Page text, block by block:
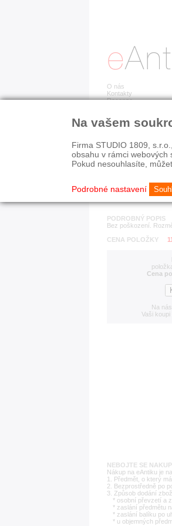
O nás
Kontakty
Recenze
Detail položky
PODROBNÝ POPIS
Bez poškození.
CENA POLOŽKY
Cena
Na
Vaši koupi
NEBOJTE SE
Nákup na eAntiku je
1. Předmět, o který
2. Bezprostředně po
3. Způsob dodání
* osobní převzetí a
* zaslání předmětu
* zaslání balíku po
* u objemných
Na vašem
Firma STUDIO 1809,
obsahu v rámci webových
Pokud nesouhlasíte,
Podrobné nastavení